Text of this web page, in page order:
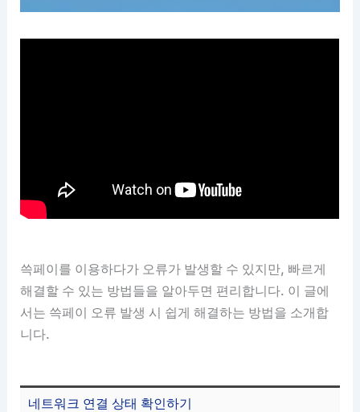
쓱페이를 이용하다가 오류가 발생할 수 있지만, 빠르게
해결할 수 있는 방법들을 알아두면 편리합니다. 이 글에
서는 쓱페이 오류 발생 시 쉽게 해결하는 방법을 소개합
니다.
네트워크 연결 상태 확인하기